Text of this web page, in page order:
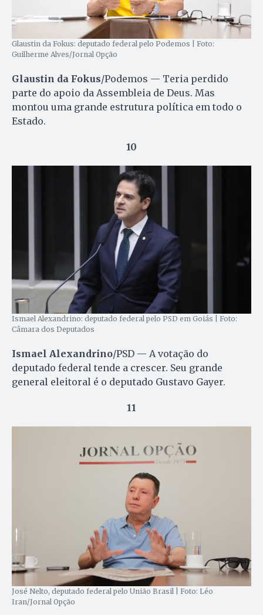
Glaustin da Fokus: deputado federal pelo Podemos | Foto:
Guilherme Alves/Jornal Opção
Glaustin da Fokus/Podemos — Teria perdido
parte do apoio da Assembleia de Deus. Mas
montou uma grande estrutura política em todo o
Estado.
10
Ismael Alexandrino: deputado federal pelo PSD em Goiás | Foto:
Câmara dos Deputados
Ismael Alexandrino/PSD — A votação do
deputado federal tende a crescer. Seu grande
general eleitoral é o deputado Gustavo Gayer.
11
José Nelto, deputado federal pelo União Brasil | Foto: Léo
Iran/Jornal Opção